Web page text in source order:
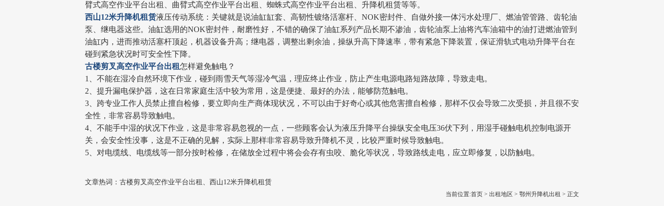
臂式高空作业平台出租、曲臂式高空作业平台出租、蜘蛛式高空作业平台出租、升降机租赁等等。
西山12米升降机租赁液压传动系统：关键就是说油缸缸套、高韧性镀络活塞杆、NOK密封件、自做外接一体污水处理厂、燃油管管路、齿轮油
泵、继电器这些。油缸选用的NOK密封件，耐磨性好，不错的确保了油缸系列产品长期不渗油，齿轮油泵上油将汽车油箱中的油打进燃油管到
油缸内，进而推动活塞杆顶起，机器设备升高；继电器，调整出剩余油，操纵升高下降速率，带有紧急下降装置，保证滑轨式电动升降平台在
碰到紧急状况时可安全性下降。
古楼剪叉高空作业平台出租怎样避免触电？
1、不能在湿冷自然环境下作业，碰到雨雪天气等湿冷气温，理应终止作业，防止产生电源电路短路故障，导致走电。
2、提升漏电保护器，这在日常家庭生活中较为常用，这是便捷、最好的办法，能够防范触电。
3、跨专业工作人员禁止擅自检修，要立即向生产商体现状况，不可以由于好奇心或其他危害擅自检修，那样不仅会导致二次受损，并且很不安
全性，非常容易导致触电。
4、不能手中湿的状况下作业，这是非常容易忽视的一点，一些顾客会认为液压升降平台操纵安全电压36伏下列，用湿手碰触电机控制电源开
关，会安全性没事，这是不正确的见解，实际上那样非常容易导致升降机不灵，比较严重时候导致触电。
5、对电缆线、电缆线等一部分按时检修，在储放全过程中将会会存有虫咬、脆化等状况，导致路线走电，应立即修复，以防触电。
文章热词：古楼剪叉高空作业平台出租、西山12米升降机租赁
当前位置:首页 > 出租地区 > 鄂州升降机出租 > 正文